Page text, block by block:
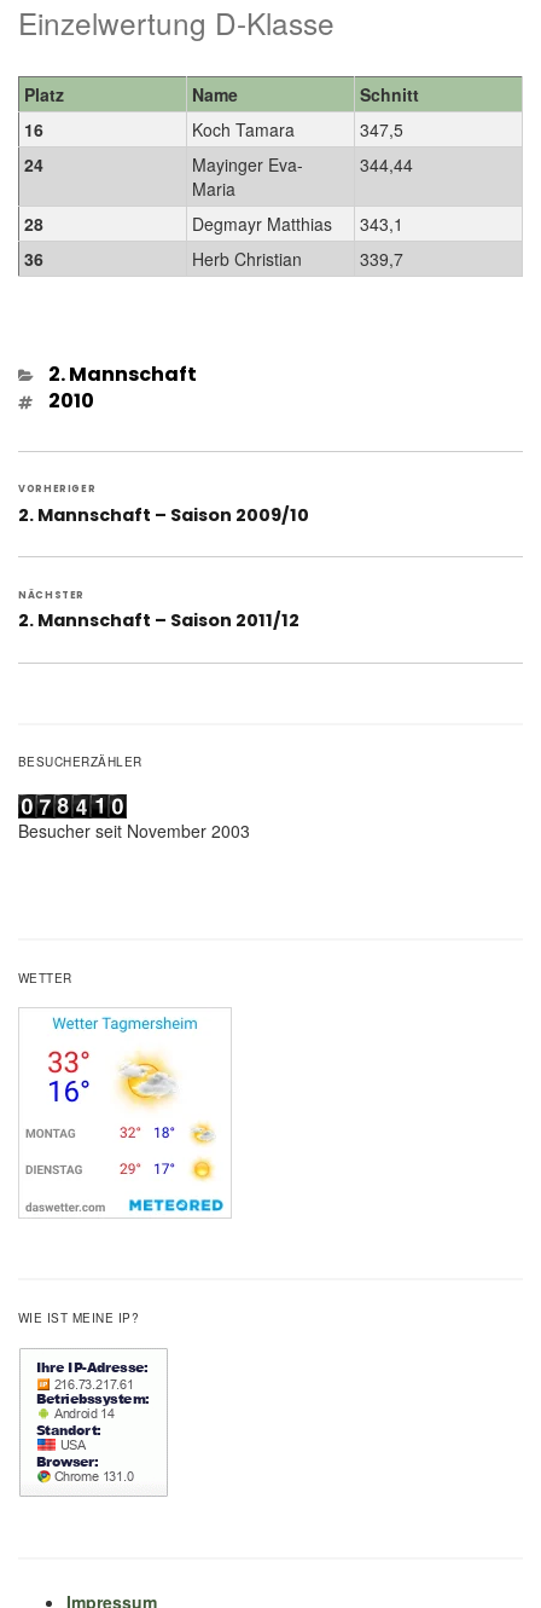
Einzelwertung D-Klasse
Platz Name
Schnitt
16
Koch Tamara
347,5
24
Mayinger Eva-
Maria
344,44
28 Degmayr Matthias
343,1
36
Herb Christian 339,7
Kategorien
2. Mannschaft
Schlagwörter
2010
VORHERIGER
Vorheriger
2. Mannschaft – Saison 2009/10
NÄCHSTER
Nächster
2. Mannschaft – Saison 2011/12
BESUCHERZÄHLER
Besucher seit November 2003
WETTER
WIE IST MEINE IP?
Impressum